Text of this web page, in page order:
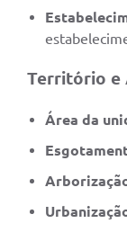
Território e
Área da